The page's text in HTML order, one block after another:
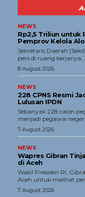
Hubungi Kami
Aset
Indeks Artikel
NEWS
Rp2,5 Triliun untuk
Pemprov Kelola
‎Sekretaris Daerah
pers di ruang
8 August 2026
NEWS
228 CPNS Resmi
Lulusan IPDN
Sebanyak 228 calon
menjadi pegawai
7 August 2026
NEWS
Wapres Gibran
di Aceh
Wakil Presiden RI,
Aceh untuk melihat
7 August 2026